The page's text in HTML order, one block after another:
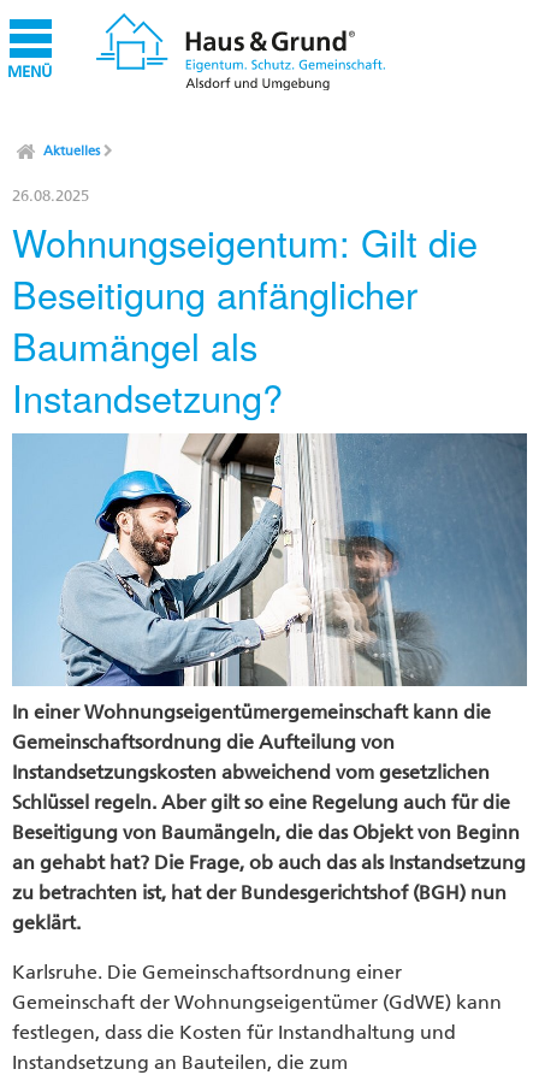
MENÜ
Aktuelles
26.08.2025
Wohnungseigentum: Gilt die
Beseitigung anfänglicher
Baumängel als
Instandsetzung?
In einer Wohnungseigentümergemeinschaft kann die
Gemeinschaftsordnung die Aufteilung von
Instandsetzungskosten abweichend vom gesetzlichen
Schlüssel regeln. Aber gilt so eine Regelung auch für die
Beseitigung von Baumängeln, die das Objekt von Beginn
an gehabt hat? Die Frage, ob auch das als Instandsetzung
zu betrachten ist, hat der Bundesgerichtshof (BGH) nun
geklärt.
Karlsruhe. Die Gemeinschaftsordnung einer
Gemeinschaft der Wohnungseigentümer (GdWE) kann
festlegen, dass die Kosten für Instandhaltung und
Instandsetzung an Bauteilen, die zum